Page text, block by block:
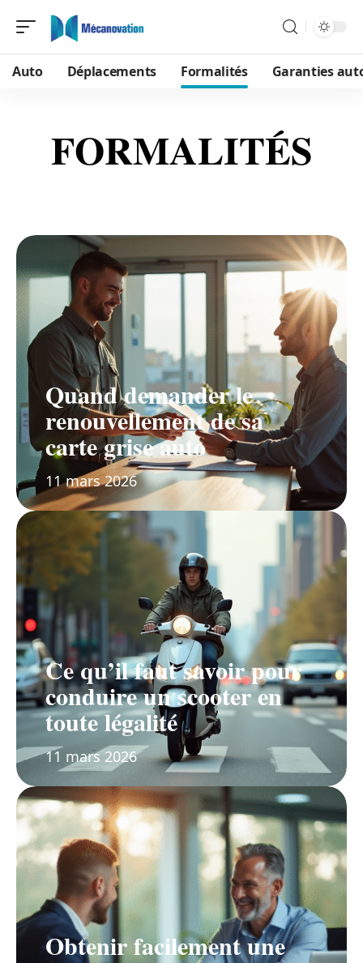
Auto Déplacements Formalités Garanties
FORMALITÉS
Quand demander le
renouvellement de sa
carte grise auto
11 mars 2026
Ce qu’il faut savoir pour
conduire un scooter en
toute légalité
11 mars 2026
Obtenir facilement une